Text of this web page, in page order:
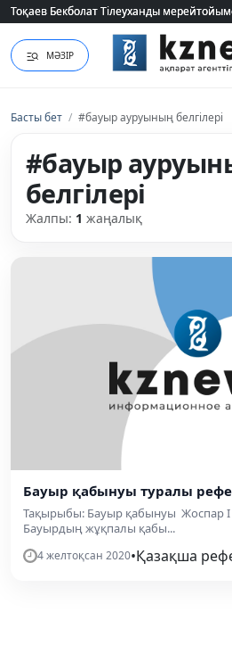
Тоқаев Бекболат Тілеуханды
Тоқаев Бекболат Тілеуханды
МӘЗІР
Басты бет / #бауыр ауруының белгілері
#бауыр
белгілері
Жалпы: 1 жаңалық
Бауыр қабынуы туралы
Тақырыбы: Бауыр қабынуы Жоспар І
Бауырдың жұқпалы қабы...
4 желтоқсан 2020•Қазақша